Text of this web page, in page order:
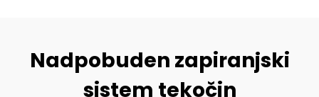
Nadpobuden zapiranjski
sistem tekočin